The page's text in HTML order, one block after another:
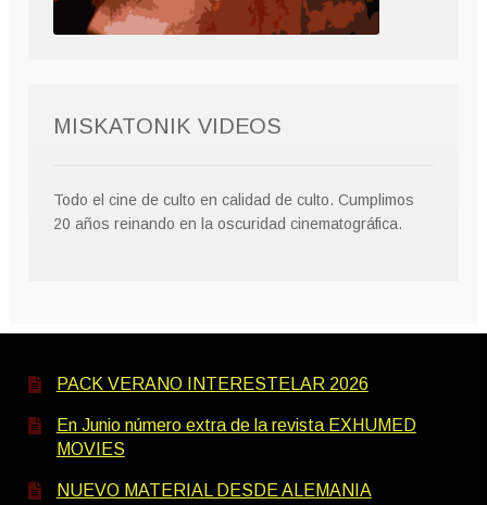
MISKATONIK VIDEOS
Todo el cine de culto en calidad de culto. Cumplimos
20 años reinando en la oscuridad cinematográfica.
PACK VERANO INTERESTELAR 2026
En Junio número extra de la revista EXHUMED
MOVIES
NUEVO MATERIAL DESDE ALEMANIA